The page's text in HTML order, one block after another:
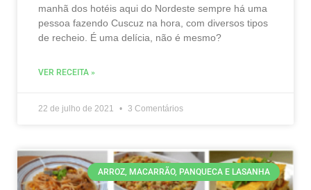
manhã dos hotéis aqui do Nordeste sempre há uma
pessoa fazendo Cuscuz na hora, com diversos tipos
de recheio. É uma delícia, não é mesmo?
VER RECEITA »
22 de julho de 2021 3 Comentários
ARROZ, MACARRÃO, PANQUECA E LASANHA